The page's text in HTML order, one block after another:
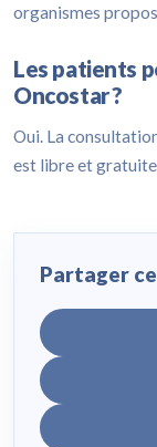
organismes
Les patients
Oncostar ?
Oui. La
est libre et
Partager